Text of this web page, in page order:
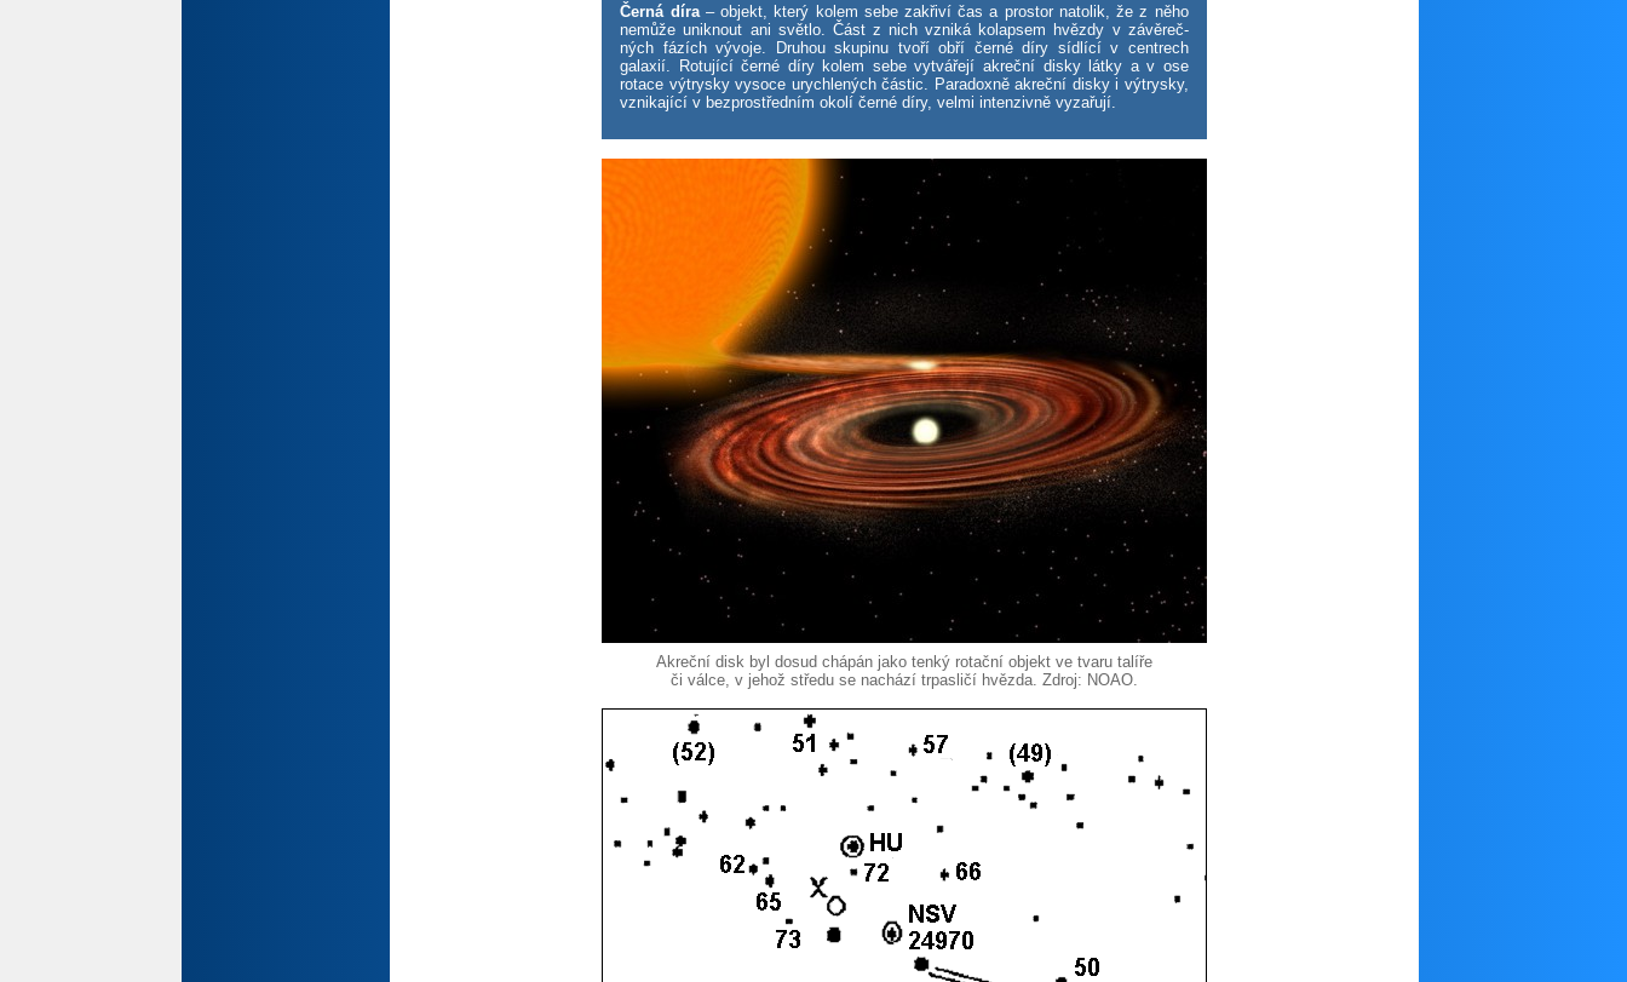
Černá díra– objekt, který kolem sebe zakřiví čas a prostor natolik, že z něho
nemůže uniknout ani světlo. Část z nich vzniká kolapsem hvězdy v zá­vě­reč­
ných fázích vývoje. Druhou skupinu tvoří obří černé díry sídlící v centrech
galaxií. Rotující černé díry kolem sebe vytvářejí akreční disky látky a v ose
rotace výtrysky vysoce urychlených částic. Paradoxně akreční disky i výtrysky,
vznikající v bezprostředním okolí černé díry, velmi intenzivně vyzařují.
Akreční disk byl dosud chápán jako tenký rotační objekt ve tvaru talíře
či válce, v jehož středu se nachází trpasličí hvězda. Zdroj: NOAO.